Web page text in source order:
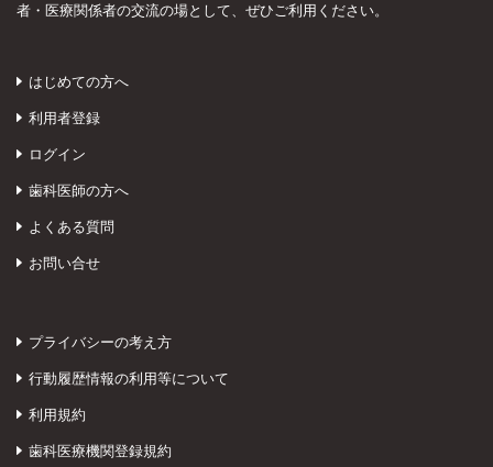
者・医療関係者の交流の場として、ぜひご利用ください。
はじめての方へ
利用者登録
ログイン
歯科医師の方へ
よくある質問
お問い合せ
プライバシーの考え方
行動履歴情報の利用等について
利用規約
歯科医療機関登録規約